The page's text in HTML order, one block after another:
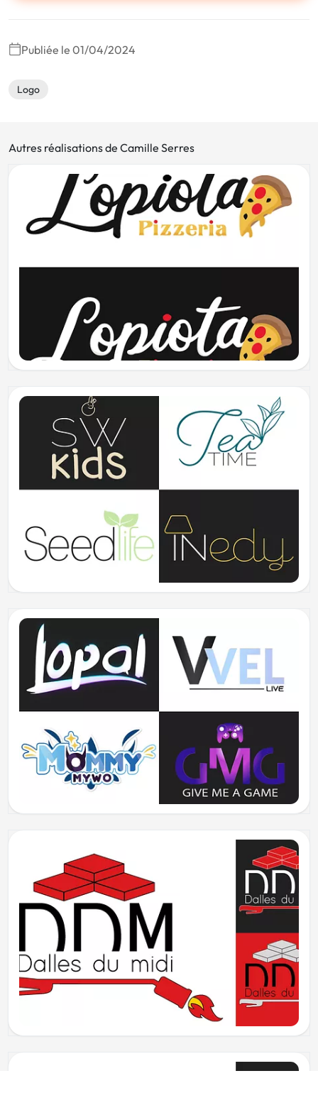
Publiée le 01/04/2024
Logo
Autres réalisations de Camille Serres